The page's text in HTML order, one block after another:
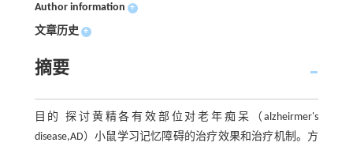
Author information +
文章历史 +
摘要
目的 探讨黄精各有效部位对老年痴呆（alzheirmer's
disease,AD）小鼠学习记忆障碍的治疗效果和治疗机制。方